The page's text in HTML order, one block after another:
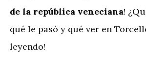
de la república veneciana!
qué le pasó y qué ver en
leyendo!